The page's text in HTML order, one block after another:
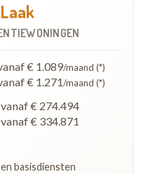
€ 1.089/maand (*)
€ 1.271/maand (*)
vanaf € 274.494
vanaf € 334.871
basisdiensten